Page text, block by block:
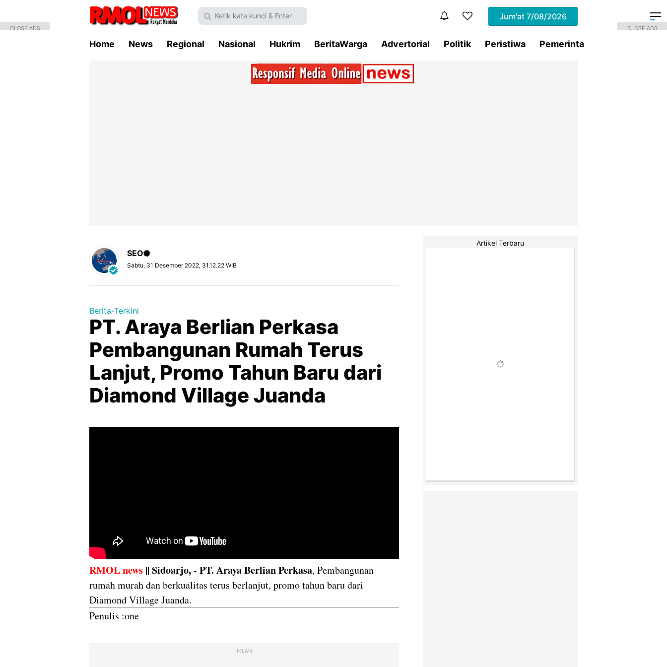
Jum'at 7/08/2026
Home News Regional Nasional Hukrim BeritaWarga Advertorial Politik Peristiwa Pemerintahan
SEO
Sabtu, 31 Desember 2022, 31.12.22 WIB
Berita-Terkini
PT. Araya Berlian Perkasa
Pembangunan Rumah Terus
Lanjut, Promo Tahun Baru dari
Diamond Village Juanda
RMOL news || Sidoarjo, - PT. Araya Berlian Perkasa, Pembangunan
rumah murah dan berkualitas terus berlanjut, promo tahun baru dari
Diamond Village Juanda.
Penulis :one
IKLAN
Artikel Terbaru
CLOSE ADS CLOSE ADS